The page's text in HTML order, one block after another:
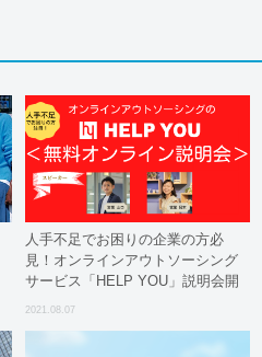
人手不足でお困りの企業の方必
見！オンラインアウトソーシング
サービス「HELP YOU」説明会開
2021.08.07